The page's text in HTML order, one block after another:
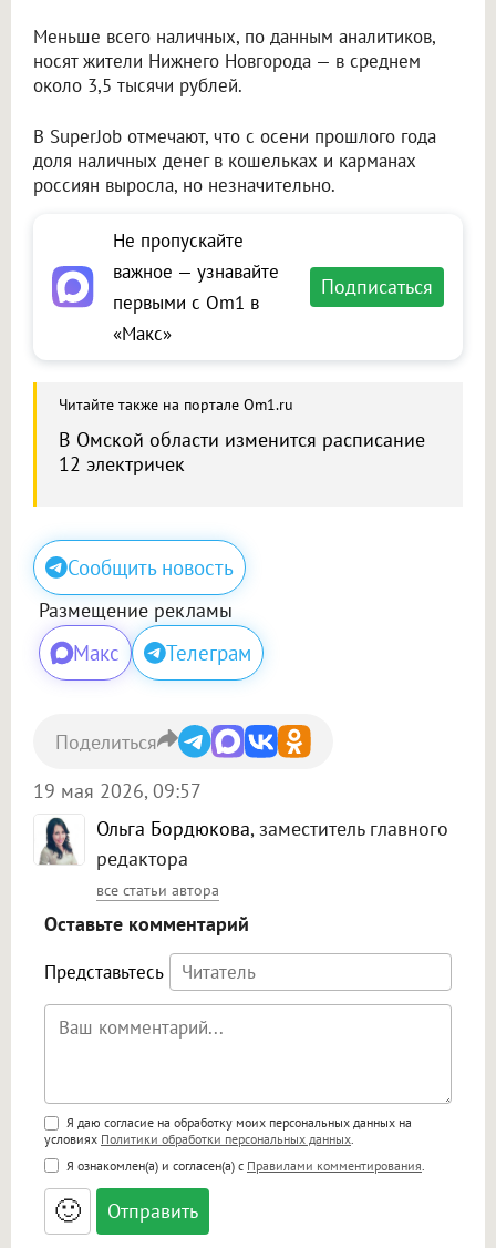
Меньше всего наличных, по данным аналитиков,
носят жители Нижнего Новгорода — в среднем
около 3,5 тысячи рублей.
В SuperJob отмечают, что с осени прошлого года
доля наличных денег в кошельках и карманах
россиян выросла, но незначительно.
Не пропускайте
важное — узнавайте
первыми с Om1 в
«Макс»
Подписаться
Читайте также на портале Om1.ru
В Омской области изменится расписание
12 электричек
Сообщить новость
Размещение рекламы
Макс Телеграм
Ольга Бордюкова, заместитель главного
редактора
все статьи автора
19 мая 2026, 09:57
Поделиться
Оставьте комментарий
Представьтесь
Поддержка HTML
<b>, <strong>, <u>, <i>, <em>, <s>, <big>,
<small>, <sup>, <sub>, <pre>, <ul>, <ol>, <li>,
<blockquote>, <code> экранирует HTML,
адреса URL автоматически становятся
ссылками, и [img]адрес[/img] будет
Я даю согласие на обработку моих персональных данных на
условиях Политики обработки персональных данных
Я ознакомлен(а) и согласен(а) с Правилами комментирования
🙂